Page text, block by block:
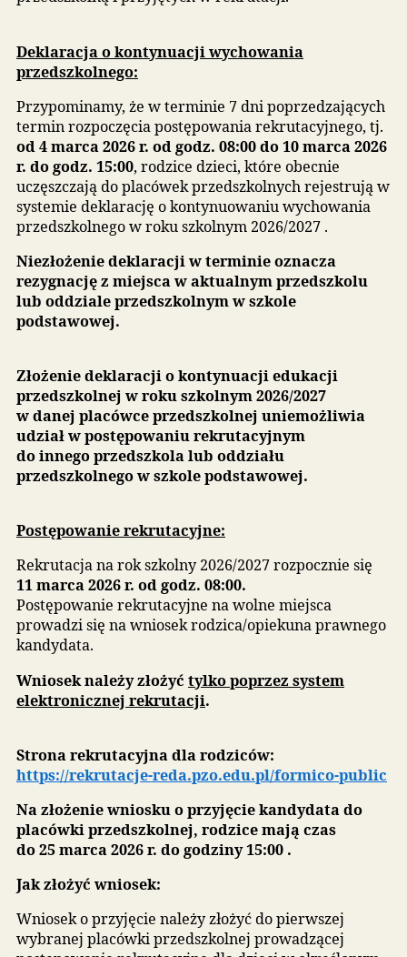
(jednorodnych wiekowo lub mieszanych)
jest od liczby i wieku dzieci kontynuujących
przedszkolną i przyjętych w rekrutacji.
Deklaracja o kontynuacji wychowania
przedszkolnego:
Przypominamy, że w terminie 7 dni
od 4 marca 2026 r. od godz. 08:00 do 10 marca
r. do godz. 15:00, rodzice dzieci, które obecnie
uczęszczają do placówek przedszkolnych
systemie deklarację o kontynuowaniu
Niezłożenie deklaracji w terminie oznacza
rezygnację z miejsca w aktualnym
lub oddziale przedszkolnym w szkole
podstawowej.
Złożenie deklaracji o kontynuacji edukacji
w danej placówce przedszkolnej uniemożliwia
udział w postępowaniu rekrutacyjnym
do innego przedszkola lub oddziału
przedszkolnego w szkole podstawowej.
Postępowanie rekrutacyjne:
11marca 2026 r. od godz. 08:00.
Postępowanie rekrutacyjne na wolne miejsca
prowadzi się na wniosek rodzica/opiekuna
kandydata.
Wniosek należy złożyć
tylko poprzez system
elektronicznej rekrutacji
Strona rekrutacyjna dla rodziców: